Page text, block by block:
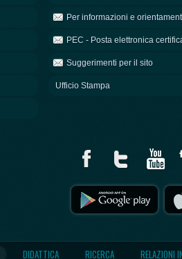
Per informazioni e
PEC - Posta elettronica
Suggerimenti per il sito
Ufficio Stampa
DIDATTICA RICERCA RELAZIONI